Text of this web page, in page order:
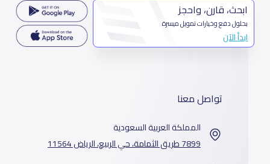
ابحث، قارن، واحجز
بحلول دفع وخيارات تمويل ميسرة
ابدأ الآن
تواصل معنا
المملكة العربية السعودية
7899 طريق الثمامة، حي الربيع، الرياض 11564